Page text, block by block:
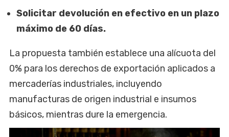
Solicitar devolución en efectivo en un plazo
máximo de 60 días.
La propuesta también establece una alícuota del
0% para los derechos de exportación aplicados a
mercaderías industriales, incluyendo
manufacturas de origen industrial e insumos
básicos, mientras dure la emergencia.